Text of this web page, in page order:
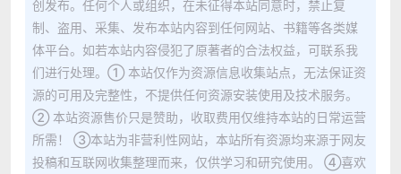
创发布。任何个人或组织，在未征得本站同意时，禁止复
制、盗用、采集、发布本站内容到任何网站、书籍等各类媒
体平台。如若本站内容侵犯了原著者的合法权益，可联系我
们进行处理。① 本站仅作为资源信息收集站点，无法保证资
源的可用及完整性，不提供任何资源安装使用及技术服务。
② 本站资源售价只是赞助，收取费用仅维持本站的日常运营
所需！ ③本站为非营利性网站，本站所有资源均来源于网友
投稿和互联网收集整理而来，仅供学习和研究使用。 ④喜欢